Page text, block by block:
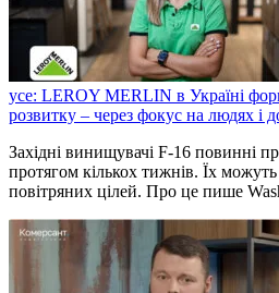
усе: LEROY MERLIN в Україні
розвитку – через фокус на людях і
Західні винищувачі F-16 повинні
протягом кількох тижнів. Їх
повітряних цілей. Про це пише